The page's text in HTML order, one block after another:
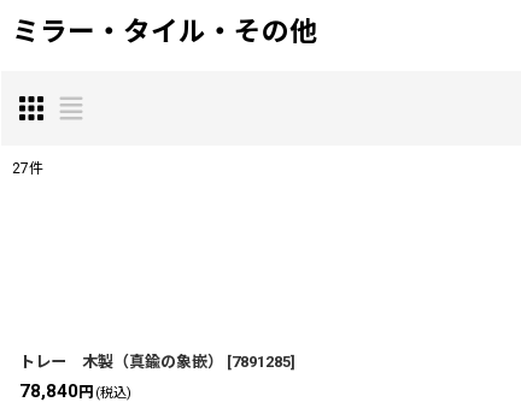
ミラー・タイル・その他
27件
トレー 木製（真鍮の象嵌） [7891285]
78,840円 (税込)